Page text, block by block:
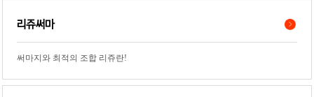
리쥬써마
써마지와 최적의 조합 리쥬란!